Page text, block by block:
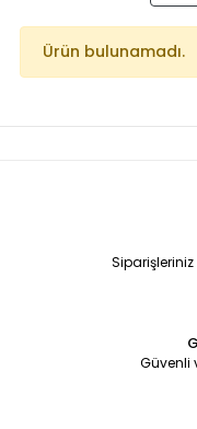
Ürün bulunamadı.
Siparişleriniz
Güvenli